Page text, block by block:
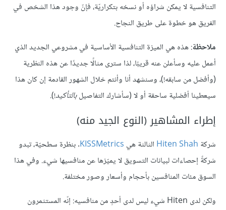
التنافسية لا يمكن شراؤه أو نسخه بتكراريّة، فإنّ وجود هذا الشخص في
الفريق هو خطوة على طريق النجاح.
ملاحظة: هذه هي الميزة التنافسية الأساسية في مشروعي الجديد الذي
أعمل عليه وسأعلن عنه قريبًا، لذا سترى مثالًا جديدًا عن هذه النظرية
(وأفضل من سابقه!)، وسنشهد أنا وأنتم خلال الشهور القادمة إن كان هذا
سيعطينا أفضلية ساحقة أو لا (سأشارك التفاصيلبالتأكيد!).
إطراء المشاهير (النوع الجيد منه)
شركة Hiten Shah الثالثة هي KISSMetrics. بنظرة سطحيّة، تبدو
شركةً إحصاءات لبيانات التسويق لا يميّزها عن منافسيها شيء. وفي هذا
السوق مئات المنافسين بأحجام وأسعار وصور مختلفة.
ولكن لدى Hiten شيء ليس لدى أحدٍ من منافسيه: إنّه المستثمرون